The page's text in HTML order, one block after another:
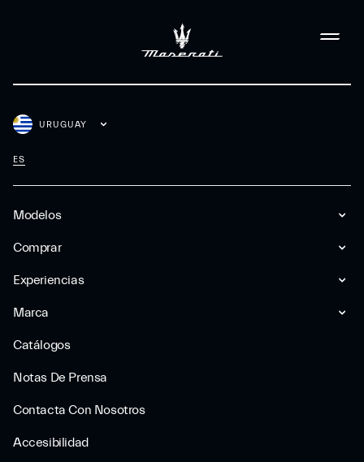
Modelos
Comprar
Experiencias
Marca
Catálogos
Notas De Prensa
Contacta Con Nosotros
Accesibilidad
URUGUAY
ES